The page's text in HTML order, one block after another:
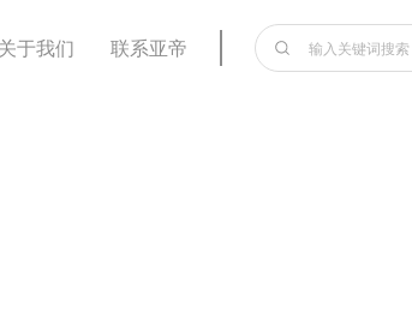
关于我们 联系亚帝